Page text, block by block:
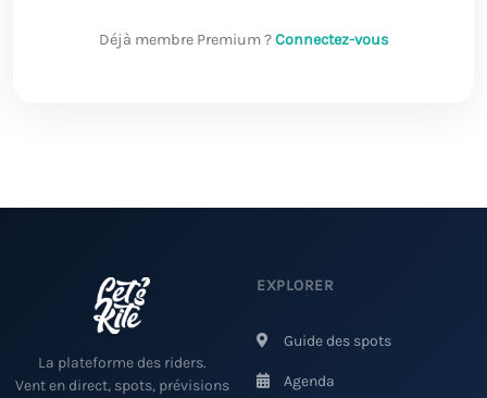
Déjà membre Premium ?Connectez-vous
La plateforme des riders.
Vent en direct, spots, prévisions
EXPLORER
Guide des spots
Agenda